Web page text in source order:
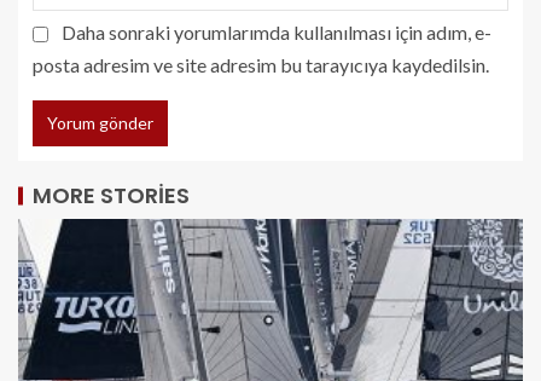
Daha sonraki yorumlarımda kullanılması için adım, e-
posta adresim ve site adresim bu tarayıcıya kaydedilsin.
MORE STORIES